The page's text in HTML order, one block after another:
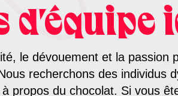
d'équipe
le dévouement et la passion
recherchons des individus
propos du chocolat. Si vous